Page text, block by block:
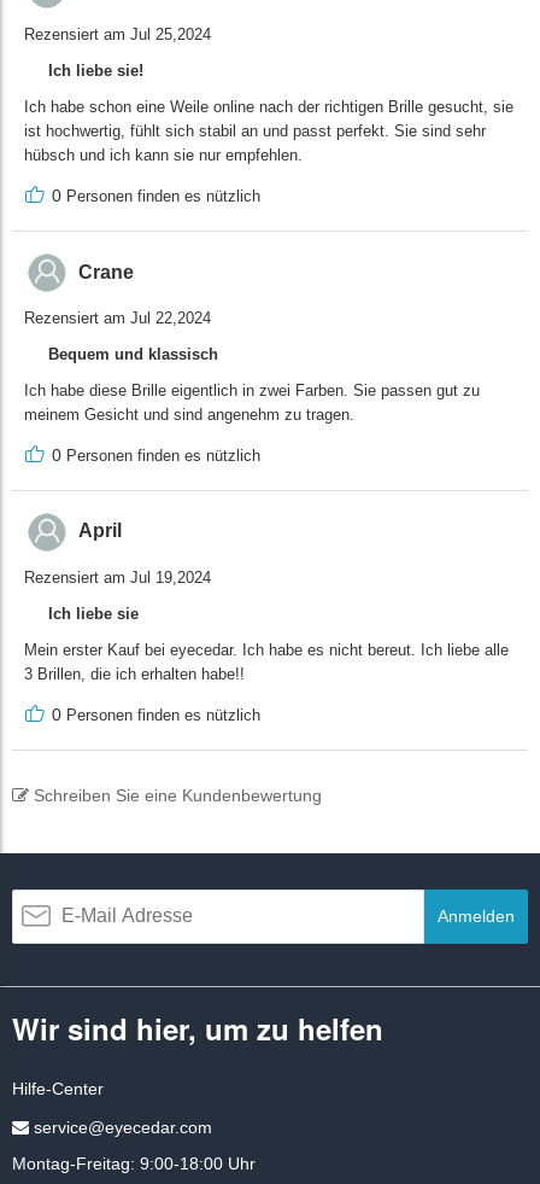
Rezensiert am Jul 25,2024
Ich liebe sie!
Ich habe schon eine Weile online nach der richtigen Brille gesucht, sie
ist hochwertig, fühlt sich stabil an und passt perfekt. Sie sind sehr
hübsch und ich kann sie nur empfehlen.
0 Personen finden es nützlich
Crane
Rezensiert am Jul 22,2024
Bequem und klassisch
Ich habe diese Brille eigentlich in zwei Farben. Sie passen gut zu
meinem Gesicht und sind angenehm zu tragen.
0 Personen finden es nützlich
April
Rezensiert am Jul 19,2024
Ich liebe sie
Mein erster Kauf bei eyecedar. Ich habe es nicht bereut. Ich liebe alle
3 Brillen, die ich erhalten habe!!
0 Personen finden es nützlich
Schreiben Sie eine Kundenbewertung
Anmelden
Wir sind hier, um zu helfen
Hilfe-Center
service@eyecedar.com
Montag-Freitag: 9:00-18:00 Uhr